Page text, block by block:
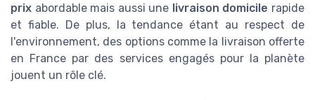
prix abordable mais aussi une livraison domicile rapide
et fiable. De plus, la tendance étant au respect de
l'environnement, des options comme la livraison offerte
en France par des services engagés pour la planète
jouent un rôle clé.